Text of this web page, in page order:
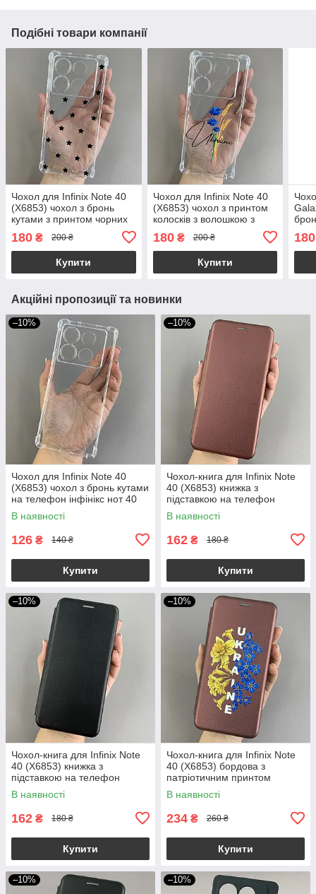
Подібні товари компанії
Чохол для Infinix Note 40
(X6853) чохол з бронь
кутами з принтом чорних
зірочок на інфінікс нот 40
q03p
180 ₴ 200 ₴
Купити
Чохол для Infinix Note 40
(X6853) чохол з принтом
колосків з волошкою з
q08q
180₴ 200 ₴
Купити
q04t
180
Акційні пропозиції та новинки
–10%
Чохол для Infinix Note 40
(X6853) чохол з бронь кутами
на телефон інфінікс нот 40
прозорий ttp
В наявності
126 ₴ 140 ₴
Купити
–10%
Чохол-книга для Infinix Note
40 (X6853) книжка з
підставкою на телефон
інфінікс нот 40 бордова stn
В наявності
162 ₴ 180 ₴
Купити
–10%
Чохол-книга для Infinix Note
40 (X6853) книжка з
підставкою на телефон
інфінікс нот 40 чорна stn
В наявності
162 ₴ 180 ₴
Купити
–10%
Чохол-книга для Infinix Note
40 (X6853) бордова з
патріотичним принтом
Україна з синьо-жовтими
квітами q09p
В наявності
234 ₴ 260 ₴
Купити
–10% –10%